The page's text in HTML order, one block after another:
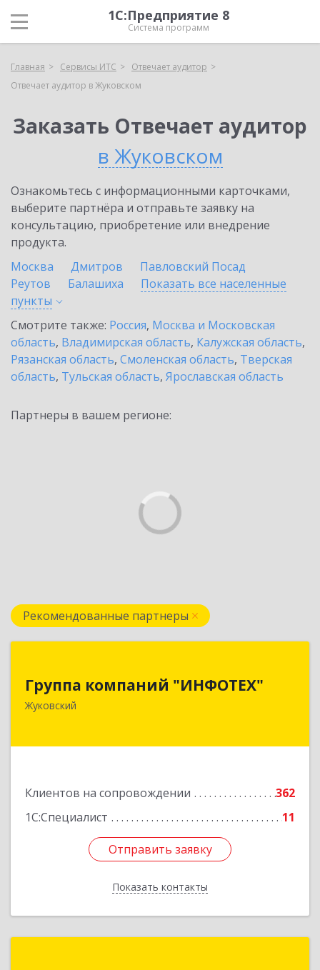
1С:Предприятие 8
Система программ
Главная Сервисы ИТС
Отвечает аудитор
Отвечает аудитор в Жуковском
Заказать Отвечает аудитор
в Жуковском
Ознакомьтесь с информационными карточками,
выберите партнёра и отправьте заявку на
консультацию, приобретение или внедрение
продукта.
Москва
Дмитров
Павловский Посад
Реутов
Балашиха
Показать все населенные
пункты
Смотрите также: Россия, Москва и Московская
область, Владимирская область, Калужская область,
Рязанская область, Смоленская область, Тверская
область, Тульская область, Ярославская область
Партнеры в вашем регионе:
Рекомендованные партнеры
Группа компаний "ИНФОТЕХ"
Жуковский
Клиентов на сопровождении
362
1С:Специалист
11
Отправить заявку
Показать контакты
140180, Московская обл, Жуковский г, Чкалова
Подробнее
Отправить заявку
Назад